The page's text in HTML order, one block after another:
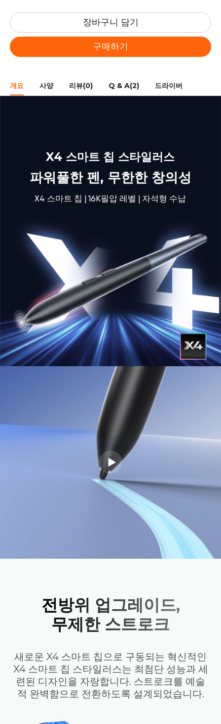
장바구니 담기
구매하기
개요 사양 리뷰(0) Q & A(2) 드라이버
X4 스마트 칩 스타일러스
파워풀한 펜, 무한한 창의성
X4 스마트 칩 | 16K필압 레벨 | 자석형 수납
전방위 업그레이드,
무제한 스트로크
새로운 X4 스마트 칩으로 구동되는 혁신적인
X4 스마트 칩 스타일러스는 최첨단 성능과 세
련된 디자인을 자랑합니다. 스트로크를 예술
적 완벽함으로 전환하도록 설계되었습니다.